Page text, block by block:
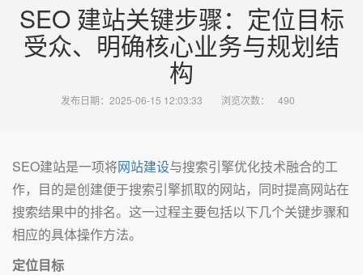
SEO 建站关键步骤：定位目标
受众、明确核心业务与规划结
构
发布日期：2025-06-15 12:03:33 浏览次数： 490
SEO建站是一项将网站建设与搜索引擎优化技术融合的工
作，目的是创建便于搜索引擎抓取的网站，同时提高网站在
搜索结果中的排名。这一过程主要包括以下几个关键步骤和
相应的具体操作方法。
定位目标